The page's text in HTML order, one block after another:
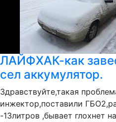
ЛАЙФХАК-как
сел аккумулятор.
Здравствуйте,такая
инжектор,поставили
-13литров ,бывает глохнет